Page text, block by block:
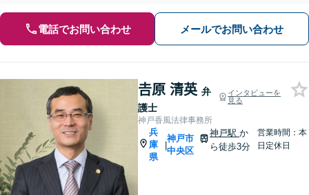
電話でお問い合わせ メールでお問い合わせ
𠮷原 清英 弁
護士
インタビューを
見る
神戸香風法律事務所
兵
庫
県
|
神戸市
中央区
神戸駅 か
ら徒歩3分
営業時間：本
日定休日